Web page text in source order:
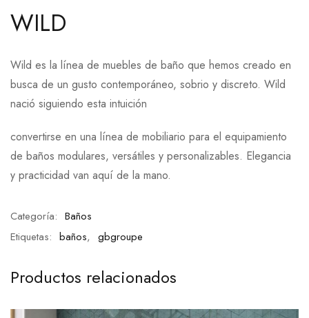
WILD
Wild es la línea de muebles de baño que hemos creado en
busca de un gusto contemporáneo, sobrio y discreto. Wild
nació siguiendo esta intuición
convertirse en una línea de mobiliario para el equipamiento
de baños modulares, versátiles y personalizables. Elegancia
y practicidad van aquí de la mano.
Categoría: Baños
Etiquetas: baños, gbgroupe
Productos relacionados